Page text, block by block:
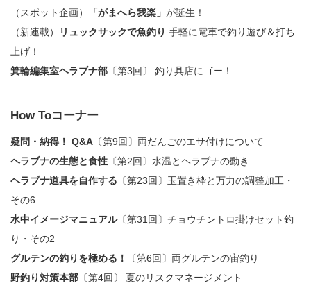
（スポット企画）
「がまへら我楽」 が誕生！
（新連載）
リュックサックで魚釣り 手軽に電車で釣り遊び＆打ち
上げ！
箕輪編集室ヘラブナ部 〔第3回〕 釣り具店にゴー！
How Toコーナー
疑問・納得！ Q&A 〔第9回〕両だんごのエサ付けについて
ヘラブナの生態と食性 〔第2回〕水温とヘラブナの動き
ヘラブナ道具を自作する 〔第23回〕玉置き枠と万力の調整加工・
その6
水中イメージマニュアル〔第31回〕チョウチントロ掛けセット釣
り・その2
グルテンの釣りを極める！
〔第6回〕両グルテンの宙釣り
野釣り対策本部 〔第4回〕 夏のリスクマネージメント